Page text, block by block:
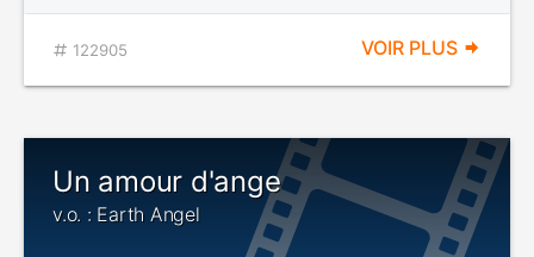
122905 VOIR PLUS
Un amour d'ange
v.o. : Earth Angel